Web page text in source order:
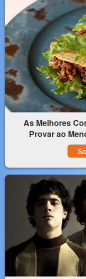
As Melhores
Provar ao